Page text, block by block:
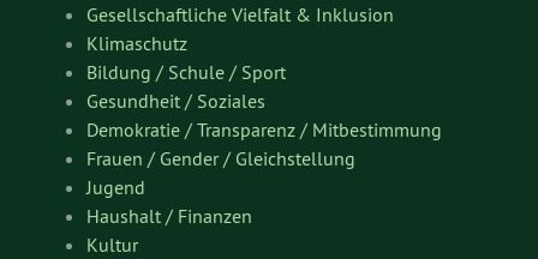
Gesellschaftliche Vielfalt & Inklusion
Klimaschutz
Bildung / Schule / Sport
Gesundheit / Soziales
Demokratie / Transparenz / Mitbestimmung
Frauen / Gender / Gleichstellung
Jugend
Haushalt / Finanzen
Kultur